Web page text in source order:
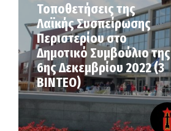
Τοποθετήσεις της
Λαϊκής Συσπείρωσης
Περιστερίου στο
Δημοτικό Συμβούλιο της
6ης Δεκεμβρίου 2022 (3
ΒΙΝΤΕΟ)